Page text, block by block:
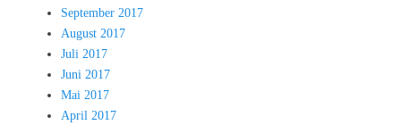
September 2017
August 2017
Juli 2017
Juni 2017
Mai 2017
April 2017